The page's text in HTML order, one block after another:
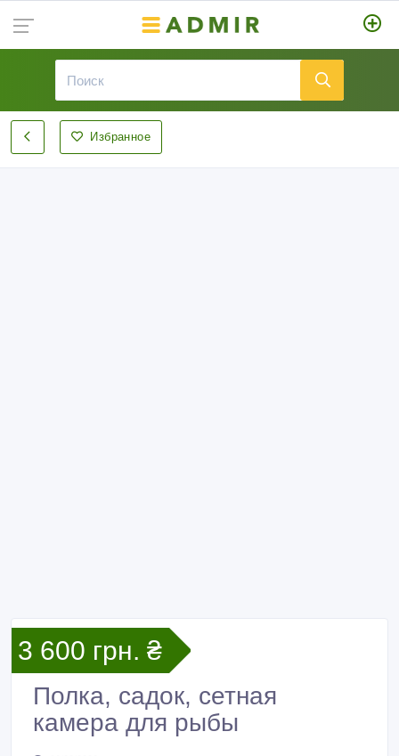
Избранное
3 600 грн. ₴
Полка, садок, сетная
камера для рыбы